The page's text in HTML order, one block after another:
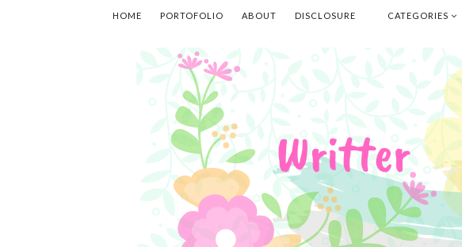
HOME PORTOFOLIO ABOUT DISCLOSURE CATEGORIES